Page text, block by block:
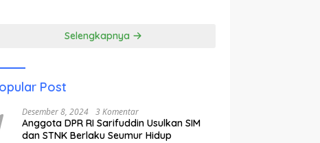
Selengkapnya
Post
Desember 8, 2024 3 Komentar
Anggota DPR RI Sarifuddin Usulkan SIM
dan STNK Berlaku Seumur Hidup